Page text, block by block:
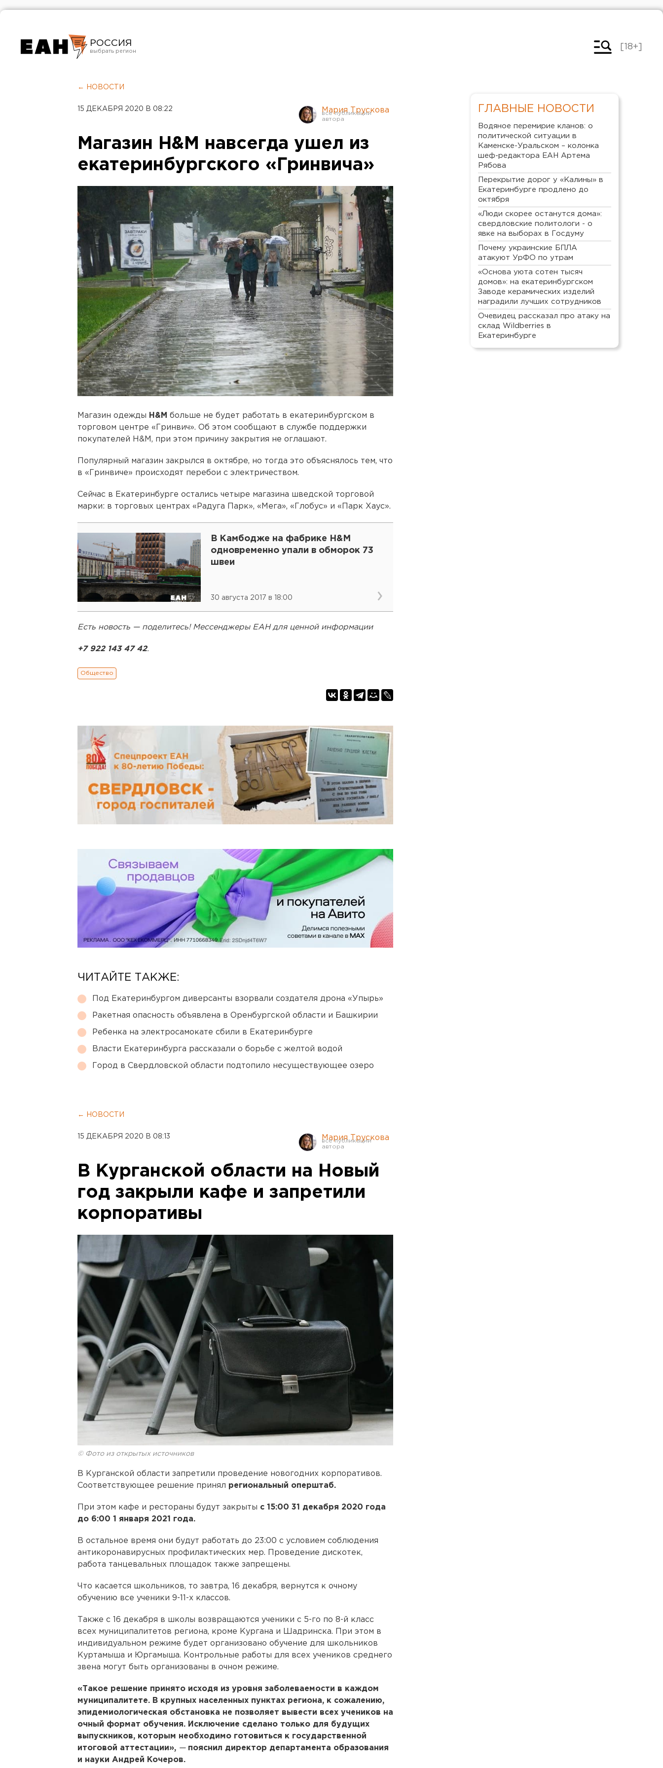
РОССИЯ
Челябинск
[18+]
← НОВОСТИ
15 ДЕКАБРЯ 2020 В 08:22 Мария Трускова
Магазин H&M навсегда ушел из
екатеринбургского «Гринвича»
Магазин одежды H&M больше не будет работать в екатеринбургском в
торговом центре «Гринвич». Об этом сообщают в службе поддержки
покупателей H&M, при этом причину закрытия не оглашают.
Популярный магазин закрылся в октябре, но тогда это объяснялось тем, что
в «Гринвиче» происходят перебои с электричеством.
Сейчас в Екатеринбурге остались четыре магазина шведской торговой
марки: в торговых центрах «Радуга Парк», «Мега», «Глобус» и «Парк Хаус».
В Камбодже на фабрике H&M
одновременно упали в обморок 73
швеи
30 августа 2017 в 18:00
Есть новость — поделитесь! Мессенджеры ЕАН для ценной информации
+7 922 143 47 42.
Общество
ЧИТАЙТЕ ТАКЖЕ:
Под Екатеринбургом диверсанты взорвали создателя дрона «Упырь»
Ракетная опасность объявлена в Оренбургской области и Башкирии
Ребенка на электросамокате сбили в Екатеринбурге
Власти Екатеринбурга рассказали о борьбе с желтой водой
Город в Свердловской области подтопило несуществующее озеро
← НОВОСТИ
15 ДЕКАБРЯ 2020 В 08:13 Мария Трускова
В Курганской области на Новый
год закрыли кафе и запретили
корпоративы
© Фото из открытых источников
В Курганской области запретили проведение новогодних корпоративов.
Соответствующее решение принял региональный оперштаб.
При этом кафе и рестораны будут закрыты с 15:00 31 декабря 2020 года
до 6:00 1 января 2021 года.
В остальное время они будут работать до 23:00 с условием соблюдения
антикоронавирусных профилактических мер. Проведение дискотек,
работа танцевальных площадок также запрещены.
Что касается школьников, то завтра, 16 декабря, вернутся к очному
обучению все ученики 9-11-х классов.
Также с 16 декабря в школы возвращаются ученики с 5-го по 8-й класс
всех муниципалитетов региона, кроме Кургана и Шадринска. При этом в
индивидуальном режиме будет организовано обучение для школьников
Куртамыша и Юргамыша. Контрольные работы для всех учеников среднего
звена могут быть организованы в очном режиме.
«Такое решение принято исходя из уровня заболеваемости в каждом
муниципалитете. В крупных населенных пунктах региона, к сожалению,
эпидемиологическая обстановка не позволяет вывести всех учеников на
очный формат обучения. Исключение сделано только для будущих
выпускников, которым необходимо готовиться к государственной
итоговой аттестации», —пояснил директор департамента образования
и науки Андрей Кочеров.
ГЛАВНЫЕ НОВОСТИ
Водяное перемирие кланов: о
политической ситуации в
Каменске-Уральском – колонка
шеф-редактора ЕАН Артема
Рябова
Перекрытие дорог у «Калины» в
Екатеринбурге продлено до
октября
«Люди скорее останутся дома»:
свердловские политологи - о
явке на выборах в Госдуму
Почему украинские БПЛА
атакуют УрФО по утрам
«Основа уюта сотен тысяч
домов»: на екатеринбургском
Заводе керамических изделий
наградили лучших сотрудников
Очевидец рассказал про атаку на
склад Wildberries в
Екатеринбурге